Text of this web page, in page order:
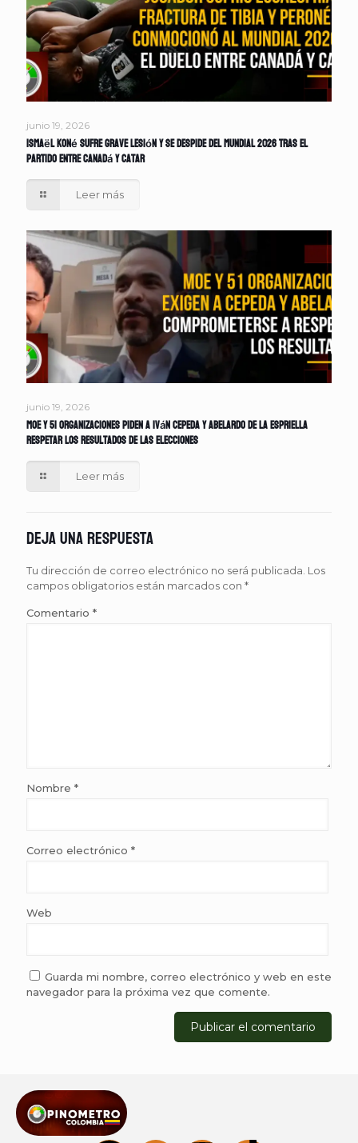
junio 19, 2026
Ismaël Koné sufre grave lesión y se despide del Mundial 2026 tras el
partido entre Canadá y Catar
Leer más
junio 19, 2026
MOE y 51 organizaciones piden a Iván Cepeda y Abelardo de la Espriella
respetar los resultados de las elecciones
Leer más
Deja una respuesta
Tu dirección de correo electrónico no será publicada. Los
campos obligatorios están marcados con *
Comentario *
Nombre *
Correo electrónico *
Web
Guarda mi nombre, correo electrónico y web en este
navegador para la próxima vez que comente.